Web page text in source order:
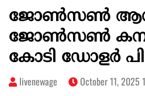
ജോൺസൺ
ജോൺസൺ
കോടി ഡോളർ
livenewage October 11, 2025